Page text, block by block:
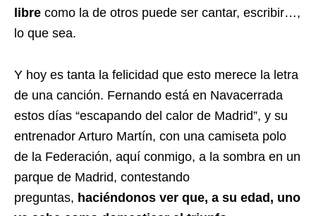
libre como la de otros puede ser cantar, escribir…,
lo que sea.
Y hoy es tanta la felicidad que esto merece la letra
de una canción. Fernando está en Navacerrada
estos días “escapando del calor de Madrid”, y su
entrenador Arturo Martín, con una camiseta polo
de la Federación, aquí conmigo, a la sombra en un
parque de Madrid, contestando
preguntas, haciéndonos ver que, a su edad, uno